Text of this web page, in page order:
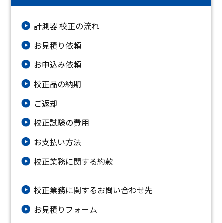
計測器 校正の流れ
お見積り依頼
お申込み依頼
校正品の納期
ご返却
校正試験の費用
お支払い方法
校正業務に関する約款
校正業務に関するお問い合わせ先
お⾒積りフォーム